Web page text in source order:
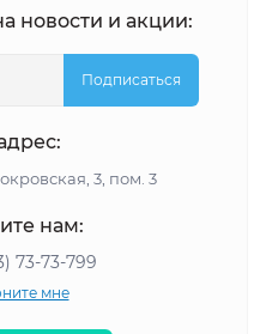
новости и акции:
Подписаться
3, пом. 3
нам:
73-73-799
мне